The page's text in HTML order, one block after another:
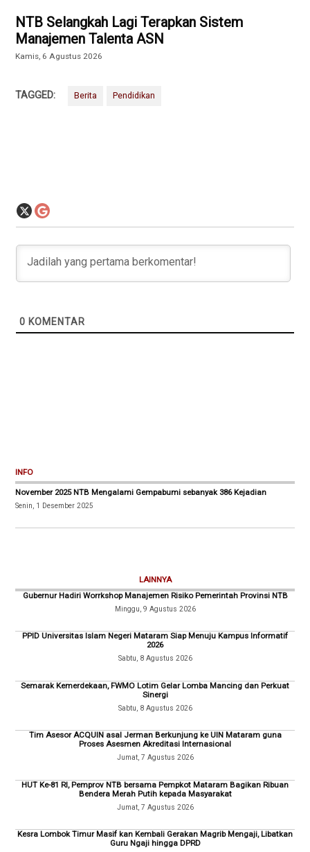
NTB Selangkah Lagi Terapkan Sistem
Manajemen Talenta ASN
Kamis, 6 Agustus 2026
TAGGED: Berita Pendidikan
0 KOMENTAR
INFO
November 2025 NTB Mengalami Gempabumi sebanyak 386 Kejadian
Senin, 1 Desember 2025
LAINNYA
Gubernur Hadiri Worrkshop Manajemen Risiko Pemerintah Provinsi NTB
Minggu, 9 Agustus 2026
PPID Universitas Islam Negeri Mataram Siap Menuju Kampus Informatif
2026
Sabtu, 8 Agustus 2026
Semarak Kemerdekaan, FWMO Lotim Gelar Lomba Mancing dan Perkuat
Sinergi
Sabtu, 8 Agustus 2026
Tim Asesor ACQUIN asal Jerman Berkunjung ke UIN Mataram guna
Proses Asesmen Akreditasi Internasional
Jumat, 7 Agustus 2026
HUT Ke-81 RI, Pemprov NTB bersama Pempkot Mataram Bagikan Ribuan
Bendera Merah Putih kepada Masyarakat
Jumat, 7 Agustus 2026
Kesra Lombok Timur Masif kan Kembali Gerakan Magrib Mengaji, Libatkan
Guru Ngaji hingga DPRD